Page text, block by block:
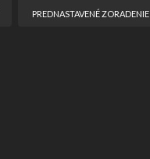
PREDNASTAVENÉ ZORADENIE